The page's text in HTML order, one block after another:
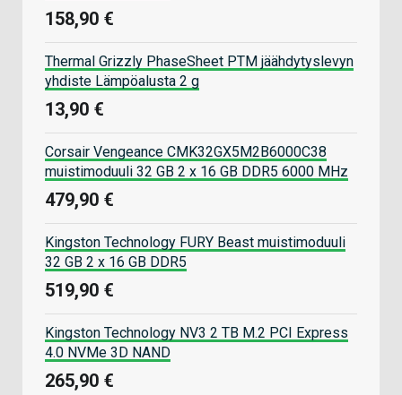
158,90 €
Thermal Grizzly PhaseSheet PTM jäähdytyslevyn
yhdiste Lämpöalusta 2 g
13,90 €
Corsair Vengeance CMK32GX5M2B6000C38
muistimoduuli 32 GB 2 x 16 GB DDR5 6000 MHz
479,90 €
Kingston Technology FURY Beast muistimoduuli
32 GB 2 x 16 GB DDR5
519,90 €
Kingston Technology NV3 2 TB M.2 PCI Express
4.0 NVMe 3D NAND
265,90 €